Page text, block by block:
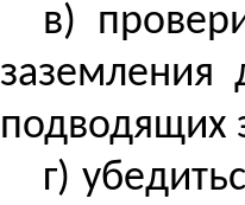
в)
заземления
подводящих
г)